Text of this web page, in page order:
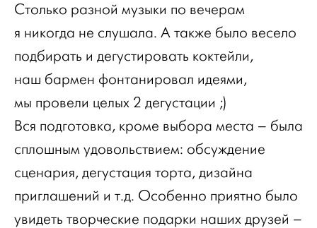
Столько разной музыки по вечерам
я никогда не слушала. А также было весело
подбирать и дегустировать коктейли,
наш бармен фонтанировал идеями,
мы провели целых 2 дегустации ;)
Вся подготовка, кроме выбора места – была
сплошным удовольствием: обсуждение
сценария, дегустация торта, дизайна
приглашений и т.д. Особенно приятно было
увидеть творческие подарки наших друзей –